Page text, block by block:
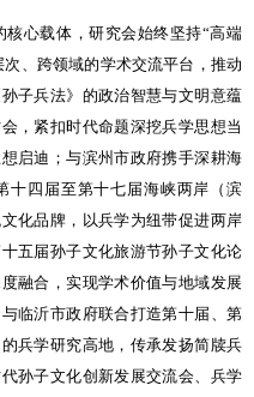
心载体，研究会始终坚持“高端
次、跨领域的学术交流平台，推动
子兵法》的政治智慧与文明意蕴
，紧扣时代命题深挖兵学思想当
启迪；与滨州市政府携手深耕海
十四届至第十七届海峡两岸（滨
化品牌，以兵学为纽带促进两岸
五届孙子文化旅游节孙子文化论
融合，实现学术价值与地域发展
临沂市政府联合打造第十届、第
兵学研究高地，传承发扬简牍兵
孙子文化创新发展交流会、兵学